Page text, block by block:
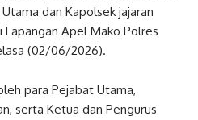
dan Kapolsek jajaran
Apel Mako Polres
(02/06/2026).
para Pejabat Utama,
serta Ketua dan Pengurus